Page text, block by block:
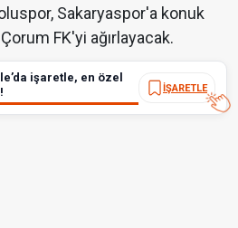
Sakaryaspor'a konuk
FK'yi ağırlayacak.
işaretle, en özel
İŞARETLE